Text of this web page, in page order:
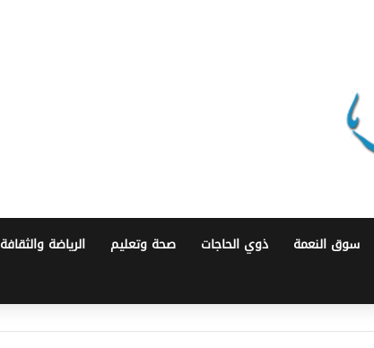
سوق النعمة ذوي الحاجات صحة وتعليم الرياضة والثقافة